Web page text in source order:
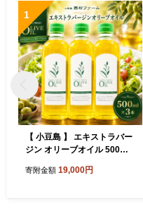
1
【 小豆島 】 エキストラバー
ジン オリーブオイル 500ml
油 パスタ サラダ ドレッシン
寄附金額 19,000円